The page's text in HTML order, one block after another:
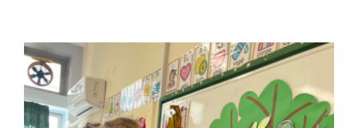
СЕРТИФИКАТ ТРКИ — ЭКЗАМЕННАЦИОННЫЙ ЦЕНТР